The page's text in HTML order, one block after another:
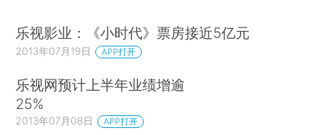
乐视影业：《小时代》票房接近5亿元
2013年07月19日 APP打开
乐视网预计上半年业绩增逾
25%
2013年07月08日 APP打开